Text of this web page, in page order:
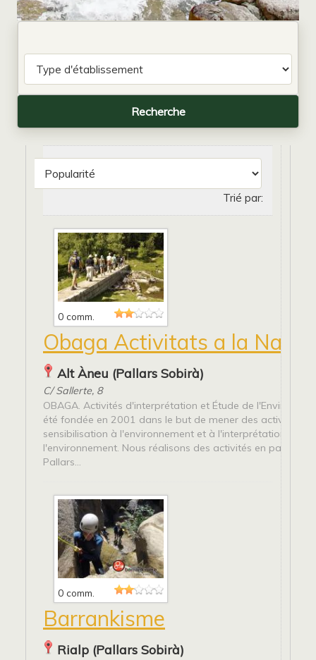
Trié par:
0 comm.
Obaga Activitats a la
Alt Àneu (Pallars Sobirà)
C/ Sallerte, 8
OBAGA. Activités d'interprétation et Étude de
été fondée en 2001 dans le but de mener des activités de
sensibilisation à l'environnement et à l'interprétation de
l'environnement. Nous réalisons des activités en
Pallars...
0 comm.
Barrankisme
Rialp (Pallars Sobirà)